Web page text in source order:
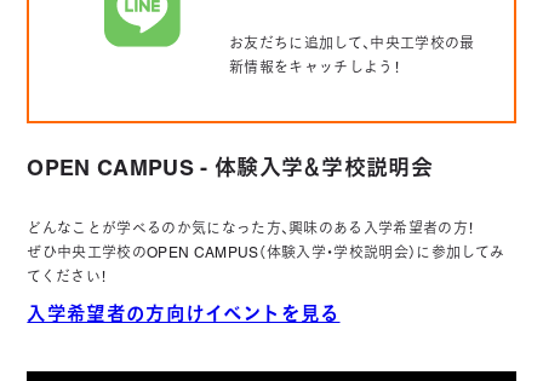
お友だちに追加して、中央工学校の最
新情報をキャッチしよう！
OPEN CAMPUS - 体験入学＆学校説明会
どんなことが学べるのか気になった方、興味のある入学希望者の方！
ぜひ中央工学校のOPEN CAMPUS（体験入学・学校説明会）に参加してみ
てください！
入学希望者の方向けイベントを見る